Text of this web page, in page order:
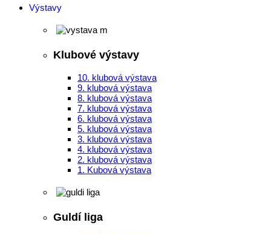
Výstavy
Klubové výstavy
10. klubová výstava
9. klubová výstava
8. klubová výstava
7. klubová výstava
6. klubová výstava
5. klubová výstava
3. klubová výstava
4. klubová výstava
2. klubová výstava
1. Kubová výstava
Guldí liga